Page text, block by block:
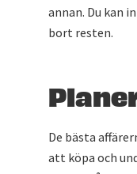
annan. Du kan
bort resten.
De bästa
att köpa och